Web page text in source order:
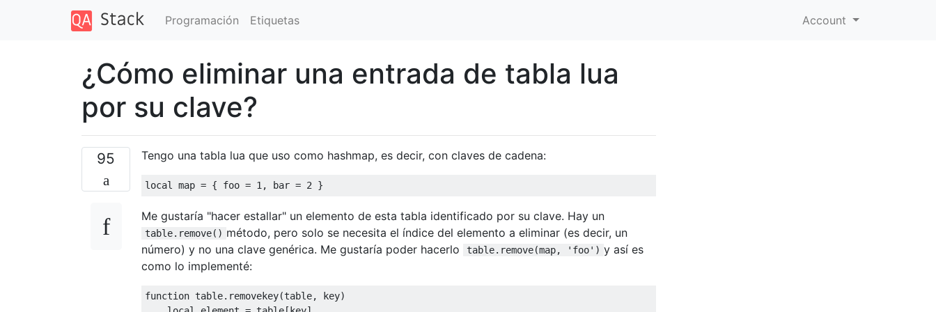
Programación Etiquetas Account
¿Cómo eliminar una entrada de tabla lua
por su clave?
95 Tengo una tabla lua que uso como hashmap, es decir, con claves de cadena:
local map = { foo = 1 , bar = 2 }
Me gustaría "hacer estallar" un elemento de esta tabla identificado por su clave. Hay un
table.remove() método, pero solo se necesita el índice del elemento a eliminar (es decir, un
número) y no una clave genérica. Me gustaría poder hacerlo
table.remove(map, 'foo') y así es
como lo implementé:
function table. removekey(table, key)